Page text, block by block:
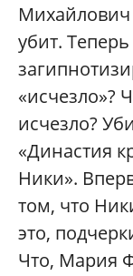
убит.
«исчезло»?
исчезло?
«Династия
Ники».
том, что
это,
Что, Мария